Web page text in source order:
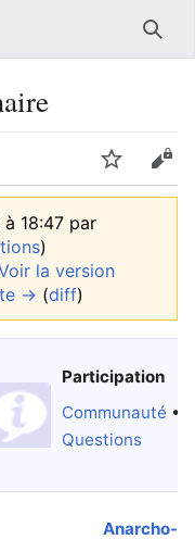
Suivre
18:47 par
)
la version
→ (diff)
Participation
Communauté •
Questions
Anarcho-